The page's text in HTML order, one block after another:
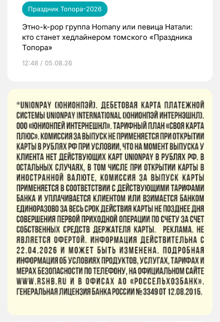
Праздник Топора-2026
Этно-k-pop группа Homany или певица Натали:
кто станет хедлайнером томского «Праздника
Топора»
12:48 / 05.08.26